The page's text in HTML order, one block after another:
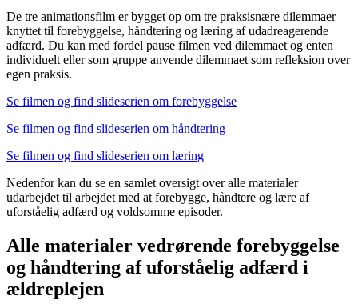
De tre animationsfilm er bygget op om tre praksisnære dilemmaer
knyttet til forebyggelse, håndtering og læring af udadreagerende
adfærd. Du kan med fordel pause filmen ved dilemmaet og enten
individuelt eller som gruppe anvende dilemmaet som refleksion over
egen praksis.
Se filmen og find slideserien om forebyggelse
Se filmen og find slideserien om håndtering
Se filmen og find slideserien om læring
Nedenfor kan du se en samlet oversigt over alle materialer
udarbejdet til arbejdet med at forebygge, håndtere og lære af
uforståelig adfærd og voldsomme episoder.
Alle materialer vedrørende forebyggelse
og håndtering af uforståelig adfærd i
ældreplejen